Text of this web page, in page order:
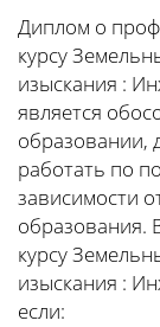
Диплом о
курсу
изыскания :
является
образовании,
работать по
зависимости
образования.
курсу
изыскания :
если: